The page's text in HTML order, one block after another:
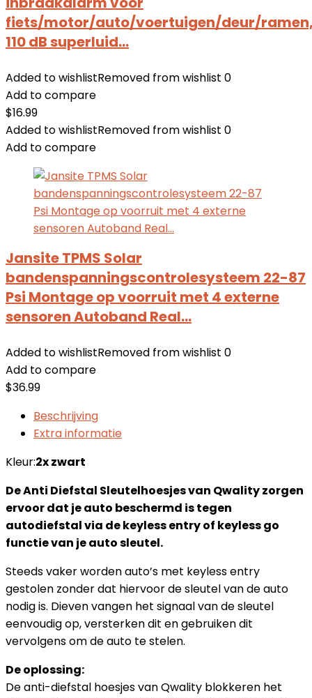
fiets/motor/auto/voertuigen/deur/
110 dB superluid…
Added to wishlistRemoved from wishlist 0
Add to compare
$16.99
Added to wishlistRemoved from wishlist 0
Add to compare
Jansite TPMS Solar
bandenspanningscontrolesysteem 22-87
Psi Montage op voorruit met 4 externe
sensoren Autoband Real…
Added to wishlistRemoved from wishlist 0
Add to compare
$36.99
Beschrijving
Extra informatie
Kleur:2x zwart
De Anti Diefstal Sleutelhoesjes van Qwality zorgen
ervoor dat je auto beschermd is tegen
autodiefstal via de keyless entry of keyless go
functie van je auto sleutel.
Steeds vaker worden auto’s met keyless entry
gestolen zonder dat hiervoor de sleutel van de auto
nodig is. Dieven vangen het signaal van de sleutel
eenvoudig op, versterken dit en gebruiken dit
vervolgens om de auto te stelen.
De oplossing:
De anti-diefstal hoesjes van Qwality blokkeren het